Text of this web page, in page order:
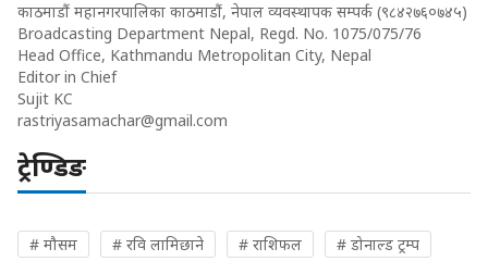
काठमाडौं महानगरपालिका काठमाडौं, नेपाल व्यवस्थापक सम्पर्क (९८४२७६०७४५)
Broadcasting Department Nepal, Regd. No. 1075/075/76
Head Office, Kathmandu Metropolitan City, Nepal
Editor in Chief
Sujit KC
rastriyasamachar@gmail.com
ट्रेण्डिङ
# मौसम # रवि लामिछाने # राशिफल # डोनाल्ड ट्रम्प